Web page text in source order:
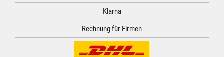
Klarna
Rechnung für Firmen